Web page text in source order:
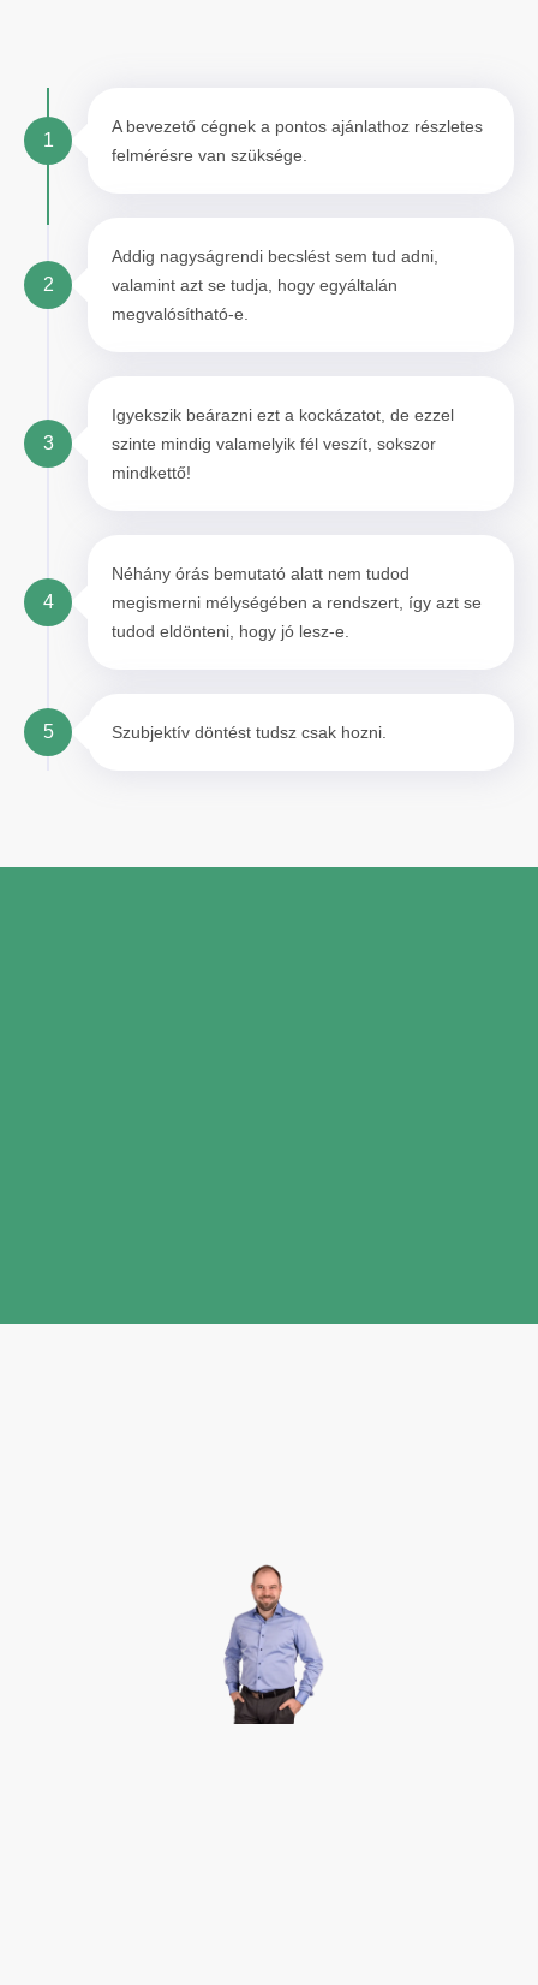
A bevezető cégnek a pontos ajánlathoz részletes
felmérésre van szüksége.
1
Addig nagyságrendi becslést sem tud adni,
valamint azt se tudja, hogy egyáltalán
megvalósítható-e.
2
Igyekszik beárazni ezt a kockázatot, de ezzel
szinte mindig valamelyik fél veszít, sokszor
mindkettő!
3
Néhány órás bemutató alatt nem tudod
megismerni mélységében a rendszert, így azt se
tudod eldönteni, hogy jó lesz-e.
4
Szubjektív döntést tudsz csak hozni.
5